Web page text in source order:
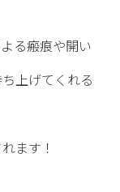
る瘢痕や開い
上げてくれる
ます！